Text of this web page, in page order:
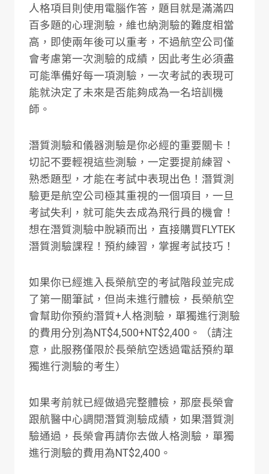
人格項目則使用電腦作答，題目就是滿滿四
百多題的心理測驗，維也納測驗的難度相當
高，即使兩年後可以重考，不過航空公司僅
會考慮第一次測驗的成績，因此考生必須盡
可能準備好每一項測驗，一次考試的表現可
能就決定了未來是否能夠成為一名培訓機
師。
潛質測驗和儀器測驗是你必經的重要關卡！
切記不要輕視這些測驗，一定要提前練習、
熟悉題型，才能在考試中表現出色！潛質測
驗更是航空公司極其重視的一個項目，一旦
考試失利，就可能失去成為飛行員的機會！
想在潛質測驗中脫穎而出，直接購買FLYTEK
潛質測驗課程！預約練習，掌握考試技巧！
如果你已經進入長榮航空的考試階段並完成
了第一關筆試，但尚未進行體檢，長榮航空
會幫助你預約潛質+人格測驗，單獨進行測驗
的費用分別為NT$4,500+NT$2,400。（請注
意，此服務僅限於長榮航空透過電話預約單
獨進行測驗的考生）
如果考前就已經做過完整體檢，那麼長榮會
跟航醫中心調閱潛質測驗成績，如果潛質測
驗通過，長榮會再請你去做人格測驗，單獨
進行測驗的費用為NT$2,400。